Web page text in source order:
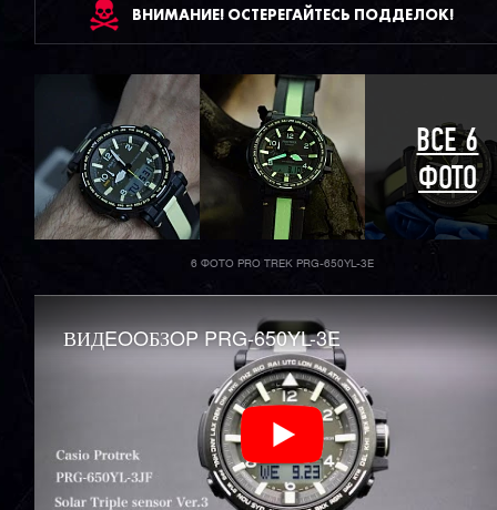
ВНИМАНИЕ! ОСТЕРЕГАЙТЕСЬ ПОДДЕЛОК!
ВСЕ 6
ФОТО
6 ФОТО PRO TREK PRG-650YL-3E
ВИДEOOБЗOP PRG-650YL-3E